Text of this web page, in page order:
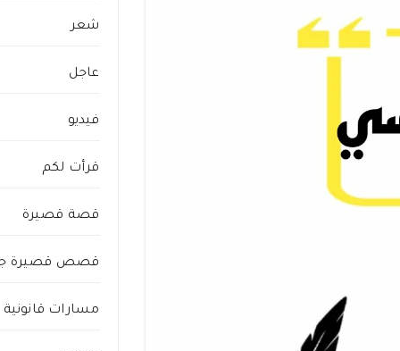
شعر
عاجل
فيديو
قرأت لكم
قصة قصيرة
قصص قصيرة
مسارات قانونية